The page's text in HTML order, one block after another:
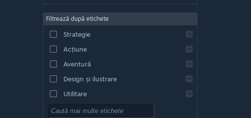
Filtrează după etichete
Strategie
Acțiune
Aventură
Design și ilustrare
Utilitare
Gratuit